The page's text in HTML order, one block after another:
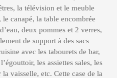
la télévision et le meuble
canapé, la table encombrée
deux pommes et 2 verres,
de support à des sacs
avec les tabourets de bar,
les assiettes sales, les
vaisselle, etc. Cette case de la